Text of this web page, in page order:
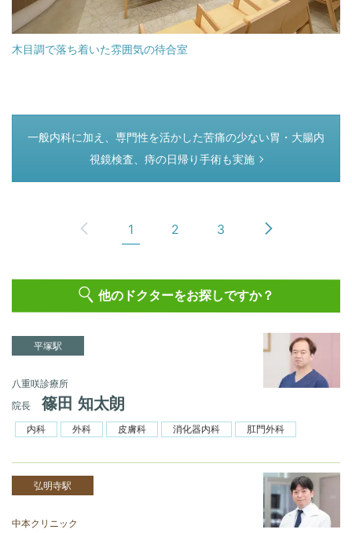
木目調で落ち着いた雰囲気の待合室
つぎのページ
一般内科に加え、専門性を活かした苦痛の少ない胃・大腸内
視鏡検査、痔の日帰り手術も実施
1 2 3
他のドクターをお探しですか？
平塚駅
八重咲診療所
院長
篠田 知太朗
内科 外科 皮膚科 消化器内科 肛門外科
弘明寺駅
中本クリニック